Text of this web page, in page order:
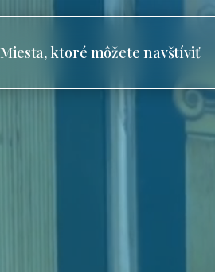
Miesta, ktoré môžete navštíviť